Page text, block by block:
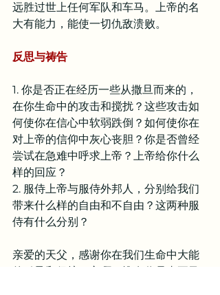
远胜过世上任何军队和车马。上帝的名
大有能力，能使一切仇敌溃败。
反思与祷告
1. 你是否正在经历一些从撒旦而来的，
在你生命中的攻击和搅扰？这些攻击如
何使你在信心中软弱跌倒？如何使你在
对上帝的信仰中灰心丧胆？你是否曾经
尝试在急难中呼求上帝？上帝给你什么
样的回应？
2. 服侍上帝与服侍外邦人，分别给我们
带来什么样的自由和不自由？这两种服
侍有什么分别？
亲爱的天父，感谢你在我们生命中大能
的引导和保护。主啊，惟有你是真正又